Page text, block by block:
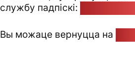
службу падпіскі:
Вы можаце вернуцца на